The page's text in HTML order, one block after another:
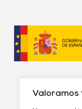
Valoramos